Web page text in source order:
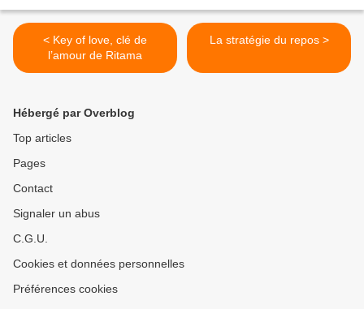
< Key of love, clé de
l’amour de Ritama
La stratégie du repos >
Hébergé par Overblog
Top articles
Pages
Contact
Signaler un abus
C.G.U.
Cookies et données personnelles
Préférences cookies